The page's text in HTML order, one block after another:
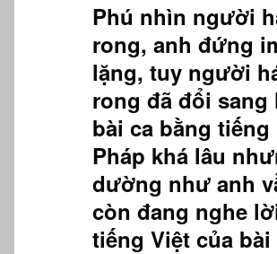
Phú nhìn người
rong, anh đứng
lặng, tuy người
rong đã đổi sang
bài ca bằng tiếng
Pháp khá lâu
dường như anh
còn đang nghe
tiếng Việt của bài